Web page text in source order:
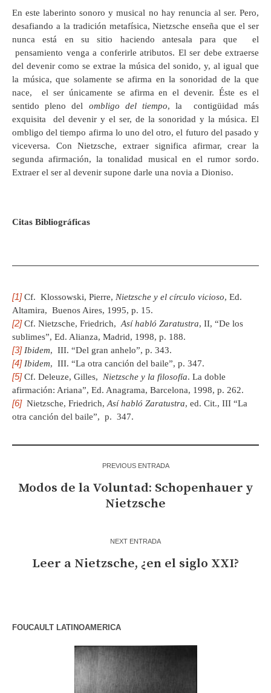
En este laberinto sonoro y musical no hay renuncia al ser. Pero,
desafiando a la tradición metafísica, Nietzsche enseña que el ser
nunca está en su sitio haciendo antesala para que el
pensamiento venga a conferirle atributos. El ser debe extraerse
del devenir como se extrae la música del sonido, y, al igual que
la música, que solamente se afirma en la sonoridad de la que
nace, el ser únicamente se afirma en el devenir. Éste es el
sentido pleno del ombligo del tiempo, la contigüidad más
exquisita del devenir y el ser, de la sonoridad y la música. El
ombligo del tiempo afirma lo uno del otro, el futuro del pasado y
viceversa. Con Nietzsche, extraer significa afirmar, crear la
segunda afirmación, la tonalidad musical en el rumor sordo.
Extraer el ser al devenir supone darle una novia a Dioniso.
Citas Bibliográficas
[1]Cf. Klossowski, Pierre, Nietzsche y el círculo vicioso, Ed.
Altamira, Buenos Aires, 1995, p. 15.
[2]Cf. Nietzsche, Friedrich,Así habló Zaratustra, II, “De los
sublimes”, Ed. Alianza, Madrid, 1998, p. 188.
[3] Ibidem, III. “Del gran anhelo”, p. 343.
[4] Ibidem, III. “La otra canción del baile”, p. 347.
[5]Cf. Deleuze, Gilles, Nietzsche y la filosofía. La doble
afirmación: Ariana”, Ed. Anagrama, Barcelona, 1998, p. 262.
[6]Nietzsche, Friedrich,Así habló Zaratustra, ed. Cit., III “La
otra canción del baile”, p. 347.
PREVIOUS ENTRADA
Modos de la Voluntad: Schopenhauer y
Nietzsche
NEXT ENTRADA
Leer a Nietzsche, ¿en el siglo XXI?
FOUCAULT LATINOAMERICA